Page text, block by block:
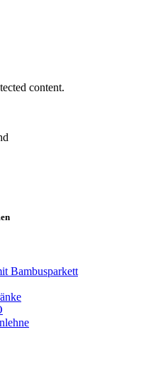
content.
Bambusparkett